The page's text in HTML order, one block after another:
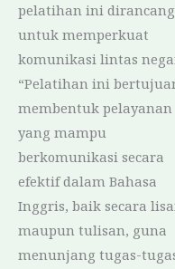
pelatihan ini dirancang
untuk memperkuat
komunikasi lintas
“Pelatihan ini
membentuk pelayanan
yang mampu
berkomunikasi secara
efektif dalam Bahasa
Inggris, baik secara
maupun tulisan, guna
menunjang tugas-